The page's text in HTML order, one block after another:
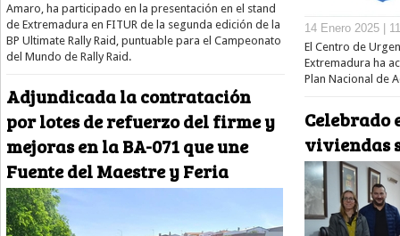
Amaro, ha participado en la presentación en el stand
de Extremadura en FITUR de la segunda edición de la
BP Ultimate Rally Raid, puntuable para el Campeonato
del Mundo de Rally Raid.
Adjundicada la contratación
por lotes de refuerzo del firme y
mejoras en la BA-071 que une
Fuente del Maestre y Feria
14 Enero 2025 |
El Centro de
Extremadura ha
Plan Nacional de
Celebrado
viviendas